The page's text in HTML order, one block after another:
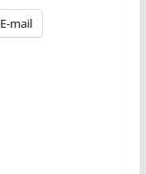
E-mail